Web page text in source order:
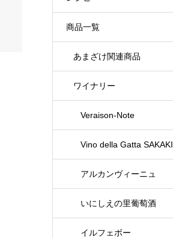
商品一覧
あまざけ関連商品
ワイナリー
Veraison-Note
Vino della Gatta SAKAKI
アルカンヴィーニュ
いにしえの里葡萄酒
イルフェボー